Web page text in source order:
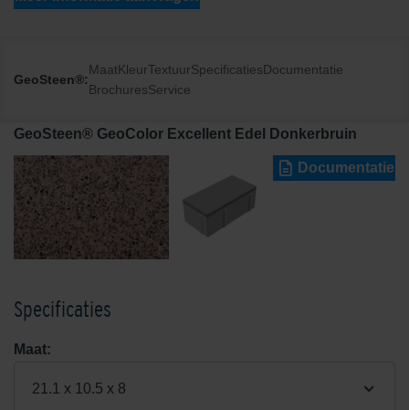
GeoSteen®:
MaatKleurTextuurSpecificatiesDocumentatie
BrochuresService
GeoSteen® GeoColor Excellent Edel Donkerbruin
Documentatie
Specificaties
Maat:
21.1 x 10.5 x 8